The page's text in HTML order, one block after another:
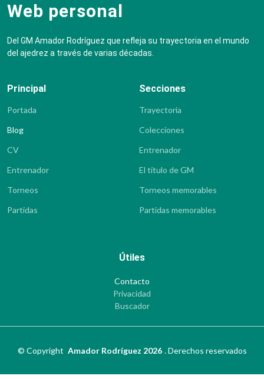
Web personal
Del GM Amador Rodríguez que refleja su trayectoria en el mundo
del ajedrez a través de varias décadas.
Principal
Portada
Blog
CV
Entrenador
Torneos
Partidas
Secciones
Trayectoria
Colecciones
Entrenador
El título de GM
Torneos memorables
Partidas memorables
Útiles
Contacto
Privacidad
Buscador
© Copyright Amador Rodríguez 2026 .Derechos reservados